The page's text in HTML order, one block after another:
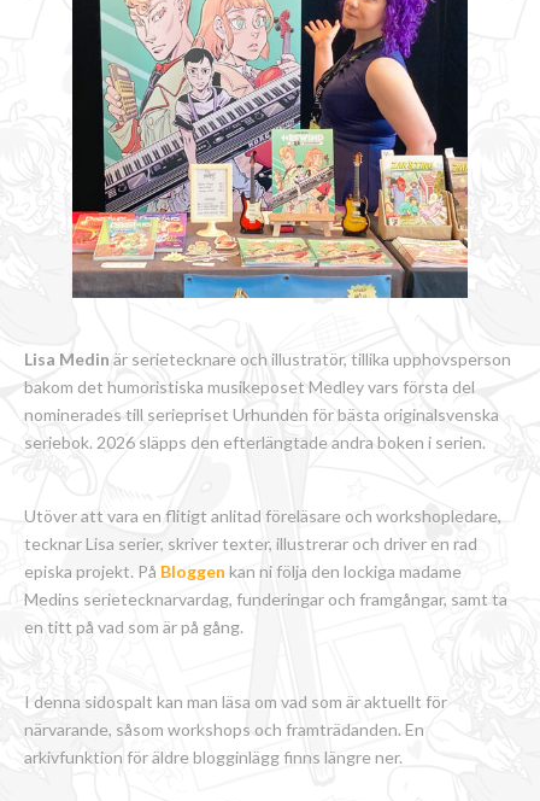
Lisa Medin är serietecknare och illustratör, tillika upphovsperson
bakom det humoristiska musikeposet Medley vars första del
nominerades till seriepriset Urhunden för bästa originalsvenska
seriebok. 2026 släpps den efterlängtade andra boken i serien.
Utöver att vara en flitigt anlitad föreläsare och workshopledare,
tecknar Lisa serier, skriver texter, illustrerar och driver en rad
episka projekt. På Bloggen kan ni följa den lockiga madame
Medins serietecknarvardag, funderingar och framgångar, samt ta
en titt på vad som är på gång.
I denna sidospalt kan man läsa om vad som är aktuellt för
närvarande, såsom workshops och framträdanden. En
arkivfunktion för äldre blogginlägg finns längre ner.